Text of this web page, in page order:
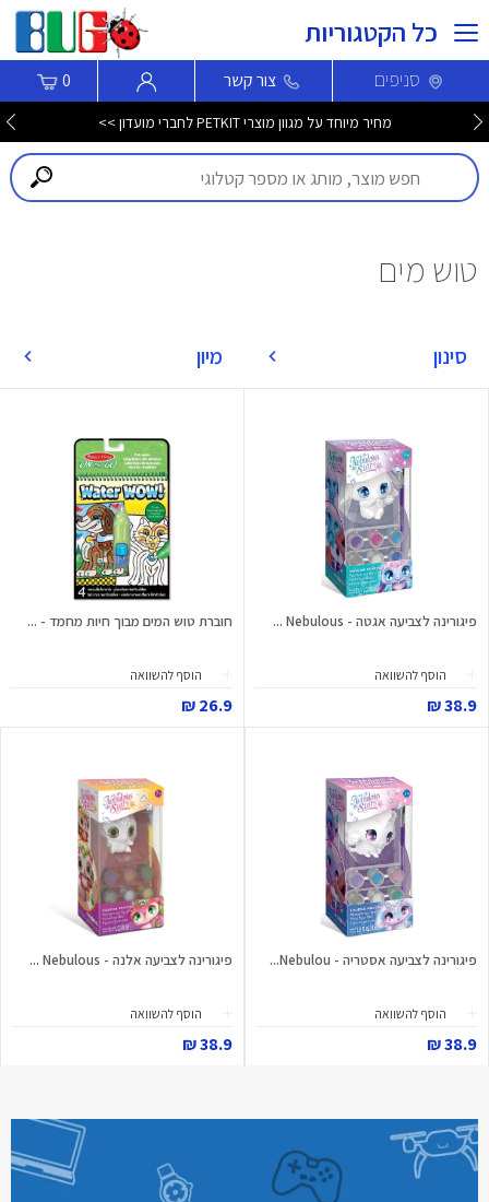
כל הקטגוריות
סניפים צור קשר 0
מחיר מיוחד על מגוון מוצרי PETKIT לחברי מועדון >>
טוש מים
סינון מיון
פיגורינה לצביעה אגטה - Nebulous ...
הוסף להשוואה
38.9 ₪
חוברת טוש המים מבוך חיות מחמד - ...
הוסף להשוואה
26.9 ₪
פיגורינה לצביעה אסטריה - Nebulou...
הוסף להשוואה
38.9 ₪
פיגורינה לצביעה אלנה - Nebulous ...
הוסף להשוואה
38.9 ₪